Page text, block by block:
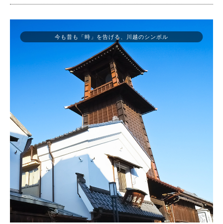
今も昔も「時」を告げる、川越のシンボル